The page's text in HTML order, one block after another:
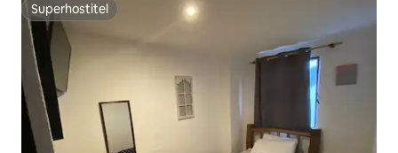
Superhostiteľ
Superhostiteľ